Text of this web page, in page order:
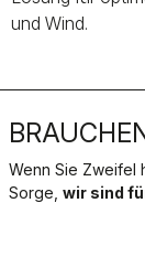
und Wind.
Wenn Sie Zweifel
Sorge, wir sind